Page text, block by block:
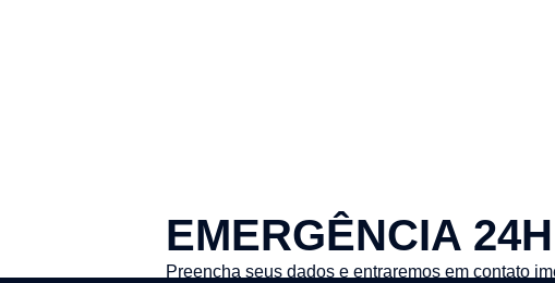
EMERGÊNCIA 24H
Preencha seus dados e entraremos em contato